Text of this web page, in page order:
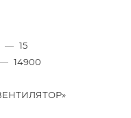
— 15
— 14900